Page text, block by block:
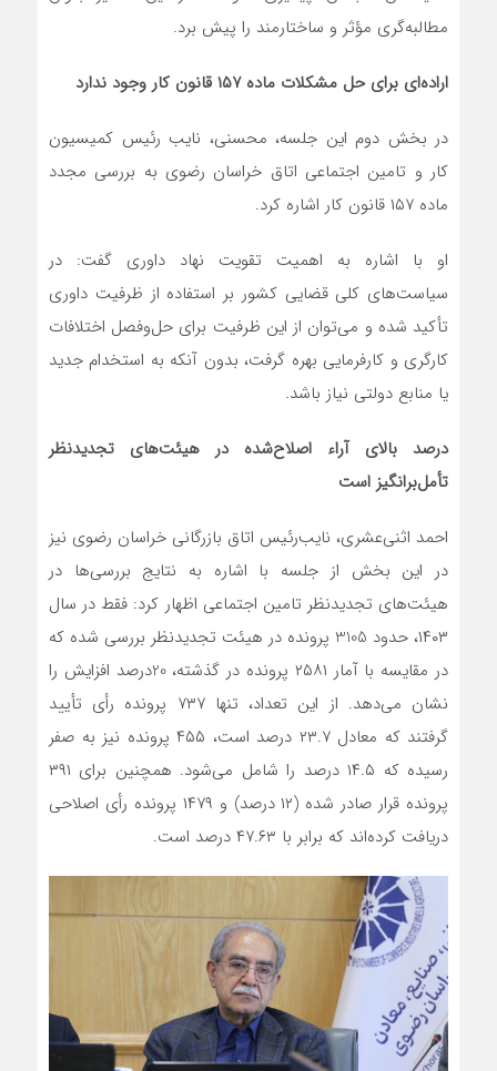
مطالبه‌گری مؤثر و ساختارمند را پیش برد.
اراده‌ای برای حل مشکلات ماده۱۵۷ قانون کار وجود ندارد
در بخش دوم این جلسه، محسنی، نایب رئیس کمیسیون
کار و تامین اجتماعی اتاق خراسان رضوی به بررسی مجدد
ماده ۱۵۷ قانون کار اشاره کرد.
او با اشاره به اهمیت تقویت نهاد داوری گفت: در
سیاست‌های کلی قضایی کشور بر استفاده از ظرفیت داوری
تأکید شده و می‌توان از این ظرفیت برای حل‌وفصل اختلافات
کارگری و کارفرمایی بهره گرفت، بدون آنکه به استخدام جدید
یا منابع دولتی نیاز باشد.
درصد بالای آراء اصلاح‌شده در هیئت‌های تجدیدنظر
تأمل‌برانگیز است
احمد اثنی‌عشری، نایب‌رئیس اتاق بازرگانی خراسان رضوی نیز
در این بخش از جلسه با اشاره به نتایج بررسی‌ها در
هیئت‌های تجدیدنظر تامین اجتماعی اظهار کرد: فقط در سال
۱۴۰۳، حدود 3105 پرونده در هیئت تجدیدنظر بررسی شده که
در مقایسه با آمار ۲۵۸۱ پرونده در گذشته، 20درصد افزایش را
نشان می‌دهد. از این تعداد، تنها ۷۳۷ پرونده رأی تأیید
گرفتند که معادل ۲۳.۷ درصد است، ۴۵۵ پرونده نیز به صفر
رسیده که ۱۴.۵ درصد را شامل می‌شود. همچنین برای ۳۹۱
پرونده قرار صادر شده (۱۲ درصد) و ۱۴۷۹ پرونده رأی اصلاحی
دریافت کرده‌اند که برابر با ۴۷.۶۳ درصد است.